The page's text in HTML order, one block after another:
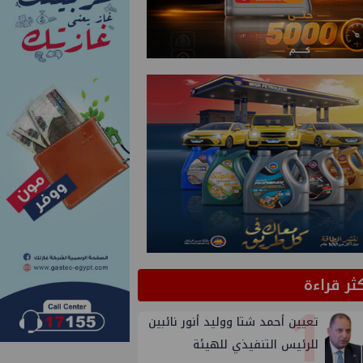
قراءة
تعيين أحمد شتا ووليد أنور نائبين
للرئيس التنفيذي للهيئة